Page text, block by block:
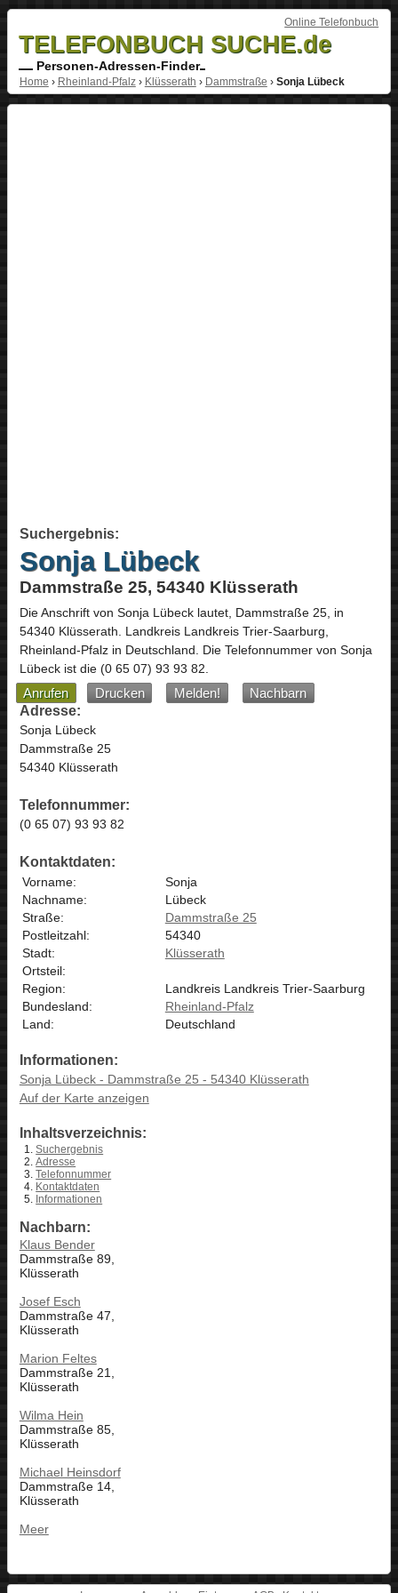
Online Telefonbuch
TELEFONBUCH SUCHE.de
Personen-Adressen-Finder
Home › Rheinland-Pfalz› Klüsserath › Dammstraße › Sonja Lübeck
Suchergebnis:
Sonja Lübeck
Dammstraße 25, 54340 Klüsserath
Die Anschrift von Sonja Lübecklautet, Dammstraße 25, in
54340 Klüsserath. Landkreis Landkreis Trier-Saarburg,
Rheinland-Pfalzin Deutschland. Die Telefonnummer von Sonja
Lübeck ist die (0 65 07) 93 93 82.
Anrufen Drucken Melden!
Nachbarn
Adresse:
Sonja Lübeck
Dammstraße 25
54340 Klüsserath
Telefonnummer:
(0 65 07) 93 93 82
Kontaktdaten:
Vorname:
Sonja
Nachname:
Lübeck
Straße:
Dammstraße 25
Postleitzahl:
54340
Stadt:
Klüsserath
Ortsteil:
Region:
Landkreis Landkreis Trier-Saarburg
Bundesland:
Rheinland-Pfalz
Land:
Deutschland
Informationen:
Sonja Lübeck - Dammstraße 25 - 54340 Klüsserath
Auf der Karte anzeigen
Inhaltsverzeichnis:
Suchergebnis
Adresse
Telefonnummer
Kontaktdaten
Informationen
Nachbarn:
Klaus Bender
Dammstraße 89,
Klüsserath
Josef Esch
Dammstraße 47,
Klüsserath
Marion Feltes
Dammstraße 21,
Klüsserath
Wilma Hein
Dammstraße 85,
Klüsserath
Michael Heinsdorf
Dammstraße 14,
Klüsserath
Meer